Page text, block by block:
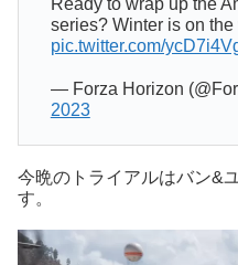
Ready to wrap up the
series? Winter is on the
pic.twitter.com/
— Forza Horizon
2023
今晩のトライアルはバン&
す。